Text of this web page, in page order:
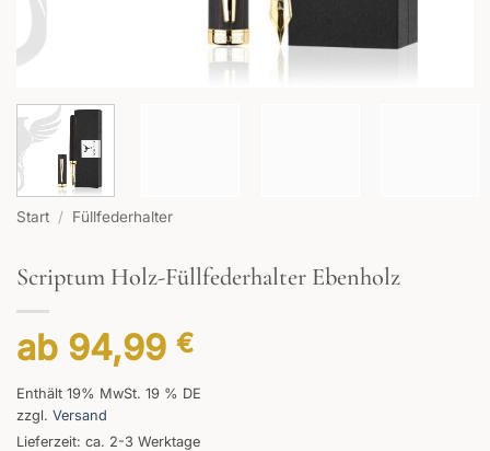
Start / Füllfederhalter
Scriptum Holz-Füllfederhalter Ebenholz
ab 94,99 €
Enthält 19% MwSt. 19 % DE
zzgl. Versand
Lieferzeit: ca. 2-3 Werktage